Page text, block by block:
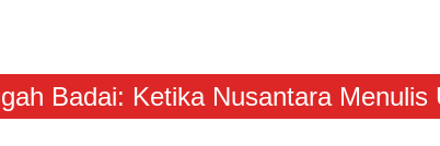
Badai: Ketika Nusantara Menulis